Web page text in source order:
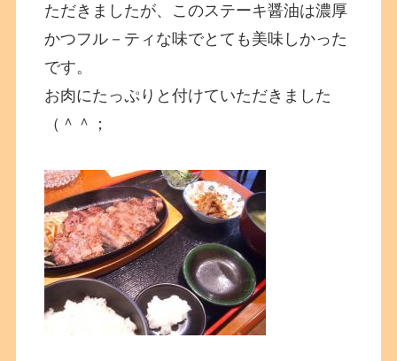
ただきましたが、このステーキ醤油は濃厚
かつフル－ティな味でとても美味しかった
です。
お肉にたっぷりと付けていただきました
（＾＾；